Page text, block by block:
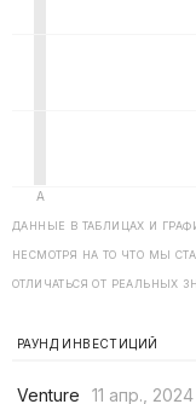
ДАННЫЕ В ТАБЛИЦАХ И
НЕСМОТРЯ НА ТО ЧТО МЫ
ОТЛИЧАТЬСЯ ОТ РЕАЛЬНЫХ
РАУНД ИНВЕСТИЦИЙ
Venture 11 апр., 2024